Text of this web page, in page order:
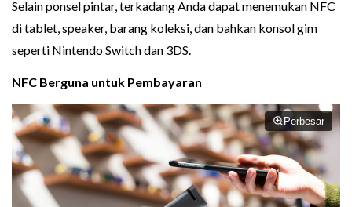
Selain ponsel pintar, terkadang Anda dapat menemukan NFC
di tablet, speaker, barang koleksi, dan bahkan konsol gim
seperti Nintendo Switch dan 3DS.
NFC Berguna untuk Pembayaran
Perbesar